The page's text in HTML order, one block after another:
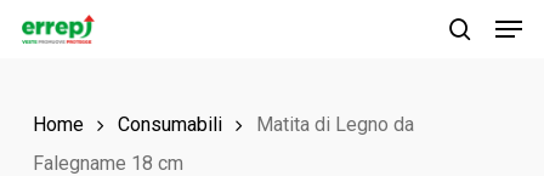
Skip
contentHome Consumabili
Matita di Legno da
Falegname 18 cm